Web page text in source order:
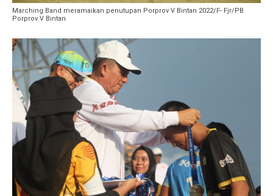
Marching Band meramaikan penutupan Porprov V Bintan 2022/F- Fjr/PB
Porprov V Bintan